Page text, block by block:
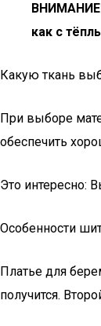
ВНИМАНИЕ!
как с
Какую ткань
При выборе
обеспечить
Это интересно:
Особенности
Платье для
получится.